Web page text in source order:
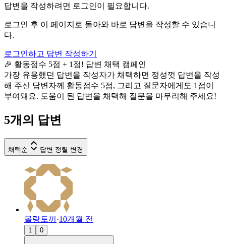
답변을 작성하려면 로그인이 필요합니다.
로그인 후 이 페이지로 돌아와 바로 답변을 작성할 수 있습니
다.
로그인하고 답변 작성하기
🎉 활동점수 5점 + 1점! 답변 채택 캠페인
가장 유용했던 답변을 작성자가 채택하면 정성껏 답변을 작성
해 주신 답변자께 활동점수 5점, 그리고 질문자에게도 1점이
부여돼요. 도움이 된 답변을 채택해 질문을 마무리해 주세요!
5개의 답변
채택순 답변 정렬 변경
몰랑토끼 ·10개월 전
1 0